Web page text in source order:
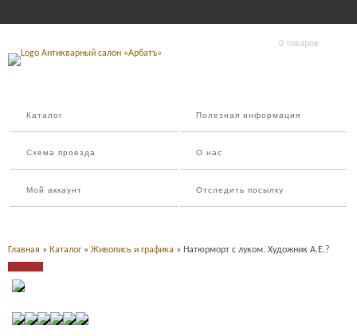
0 товаров
Каталог Полезная информация
Схема проезда О нас
Мой аккаунт Отследить посылку
Главная » Каталог » Живопись и графика » Натюрморт с луком. Художник А.Е.?
Продано